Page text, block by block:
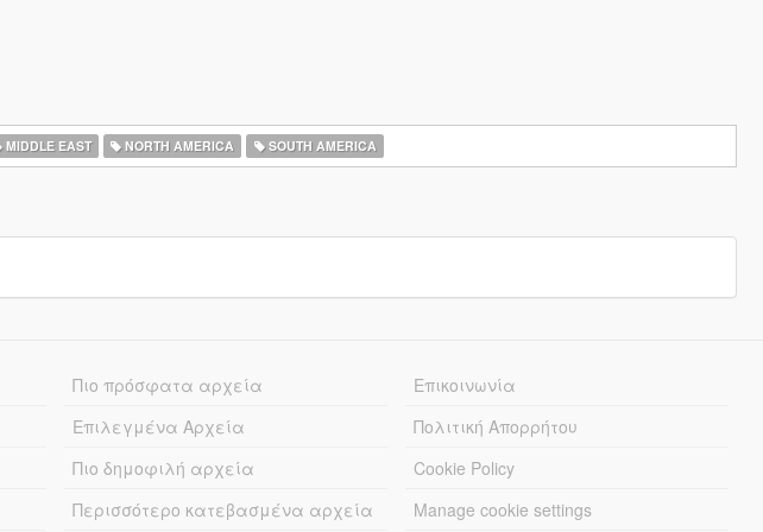
MIDDLE EAST NORTH AMERICA SOUTH AMERICA
Πιο πρόσφατα αρχεία
Επιλεγμένα Αρχεία
Πιο δημοφιλή αρχεία
Περισσότερο κατεβασμένα αρχεία
Επικοινωνία
Πολιτική Απορρήτου
Cookie Policy
Manage cookie settings